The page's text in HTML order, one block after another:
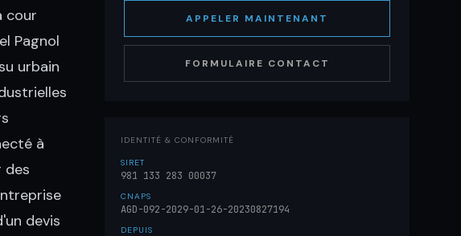
cour
Pagnol
urbain
à
des
devis
APPELER MAINTENANT
FORMULAIRE CONTACT
IDENTITÉ & CONFORMITÉ
SIRET
981 133 283 00037
CNAPS
AGD-092-2029-01-26-20230827194
DEPUIS